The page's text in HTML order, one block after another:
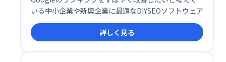
いる中小企業や新興企業に最適なDIYSEOソフトウェア
詳しく見る